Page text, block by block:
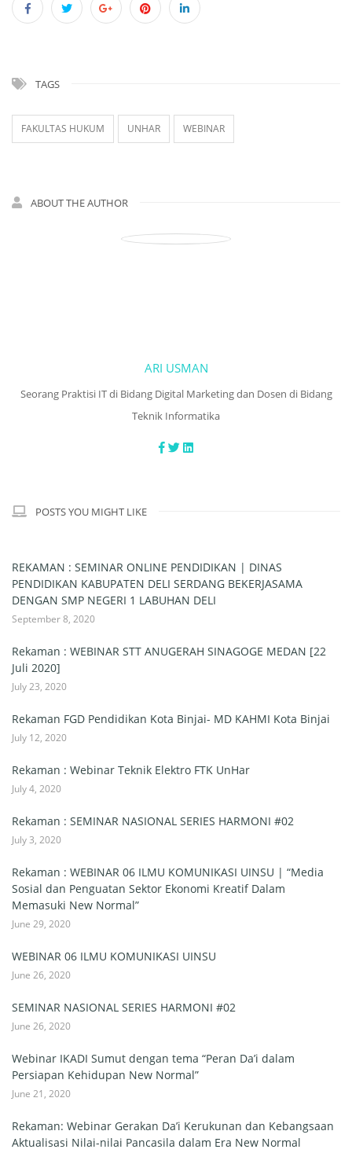
TAGS
FAKULTAS HUKUM UNHAR WEBINAR
ABOUT THE AUTHOR
ARI USMAN
Seorang Praktisi IT di Bidang Digital Marketing dan Dosen di Bidang
Teknik Informatika
POSTS YOU MIGHT LIKE
REKAMAN : SEMINAR ONLINE PENDIDIKAN | DINAS
PENDIDIKAN KABUPATEN DELI SERDANG BEKERJASAMA
DENGAN SMP NEGERI 1 LABUHAN DELI
September 8, 2020
Rekaman : WEBINAR STT ANUGERAH SINAGOGE MEDAN [22
Juli 2020]
July 23, 2020
Rekaman FGD Pendidikan Kota Binjai- MD KAHMI Kota Binjai
July 12, 2020
Rekaman : Webinar Teknik Elektro FTK UnHar
July 4, 2020
Rekaman : SEMINAR NASIONAL SERIES HARMONI #02
July 3, 2020
Rekaman : WEBINAR 06 ILMU KOMUNIKASI UINSU | “Media
Sosial dan Penguatan Sektor Ekonomi Kreatif Dalam
Memasuki New Normal”
June 29, 2020
WEBINAR 06 ILMU KOMUNIKASI UINSU
June 26, 2020
SEMINAR NASIONAL SERIES HARMONI #02
June 26, 2020
Webinar IKADI Sumut dengan tema “Peran Da’i dalam
Persiapan Kehidupan New Normal”
June 21, 2020
Rekaman: Webinar Gerakan Da’i Kerukunan dan Kebangsaan
Aktualisasi Nilai-nilai Pancasila dalam Era New Normal